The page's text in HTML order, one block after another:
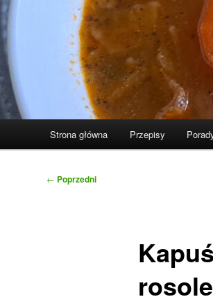
Strona główna Przepisy
Nawigacja
← Poprzedni
rosole